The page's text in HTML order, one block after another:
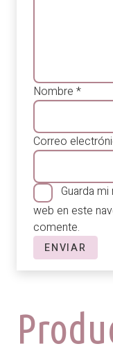
Nombre *
Correo
Guarda
web en este
comente.